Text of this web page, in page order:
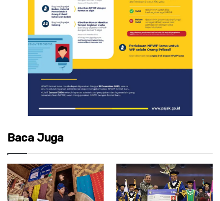
Baca Juga